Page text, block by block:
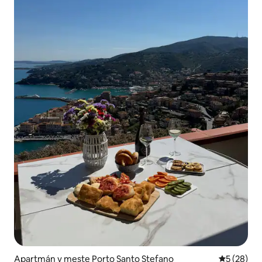
Apartmán v meste Porto Santo Stefano
5 (28)